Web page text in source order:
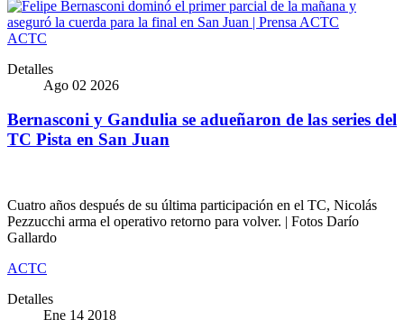
ACTC
Detalles
Ago 02 2026
Bernasconi y Gandulia se adueñaron de las series del
TC Pista en San Juan
Cuatro años después de su última participación en el TC, Nicolás
Pezzucchi arma el operativo retorno para volver. | Fotos Darío
Gallardo
ACTC
Detalles
Ene 14 2018